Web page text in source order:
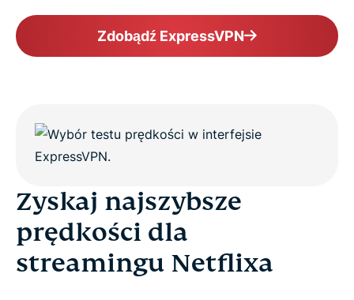
Zdobądź ExpressVPN
Zyskaj najszybsze
prędkości dla
streamingu Netflixa